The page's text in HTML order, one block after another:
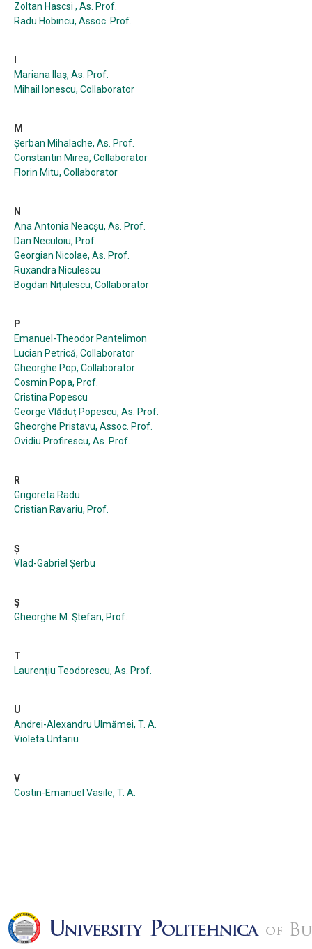
Zoltan Hascsi , As. Prof.
Radu Hobincu, Assoc. Prof.
Mariana Ilaş, As. Prof.
Mihail Ionescu, Collaborator
M
Șerban Mihalache, As. Prof.
Constantin Mirea, Collaborator
Florin Mitu, Collaborator
N
Ana Antonia Neacșu, As. Prof.
Dan Neculoiu, Prof.
Georgian Nicolae, As. Prof.
Ruxandra Niculescu
Bogdan Nițulescu, Collaborator
P
Emanuel-Theodor Pantelimon
Lucian Petrică, Collaborator
Gheorghe Pop, Collaborator
Cosmin Popa, Prof.
Cristina Popescu
George Vlăduț Popescu, As. Prof.
Gheorghe Pristavu, Assoc. Prof.
Ovidiu Profirescu, As. Prof.
R
Grigoreta Radu
Cristian Ravariu, Prof.
Ș
Vlad-Gabriel Șerbu
Ş
Gheorghe M. Ştefan, Prof.
T
Laurenţiu Teodorescu, As. Prof.
U
Andrei-Alexandru Ulmămei, T. A.
Violeta Untariu
V
Costin-Emanuel Vasile, T. A.